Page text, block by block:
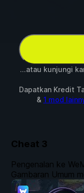
...atau kunjungi
Dapatkan Kredit
& 1 mod
Cheat 3
Pengenalan ke
Gambaran Umum